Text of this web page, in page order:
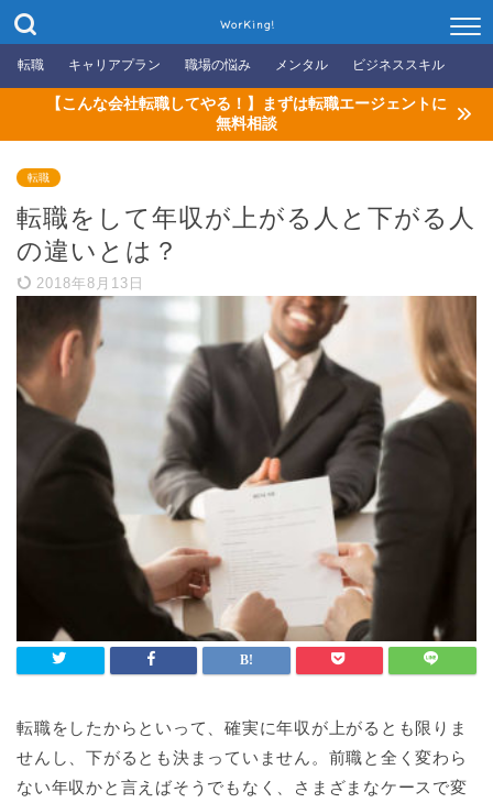
WorKing!
転職 キャリアプラン 職場の悩み メンタル ビジネススキル
【こんな会社転職してやる！】まずは転職エージェントに
無料相談
転職
転職をして年収が上がる人と下がる人
の違いとは？
2018年8月13日
転職をしたからといって、確実に年収が上がるとも限りま
せんし、下がるとも決まっていません。前職と全く変わら
ない年収かと言えばそうでもなく、さまざまなケースで変